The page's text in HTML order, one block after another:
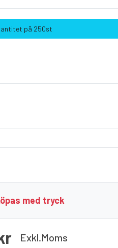
på 250st
med tryck
Exkl.moms